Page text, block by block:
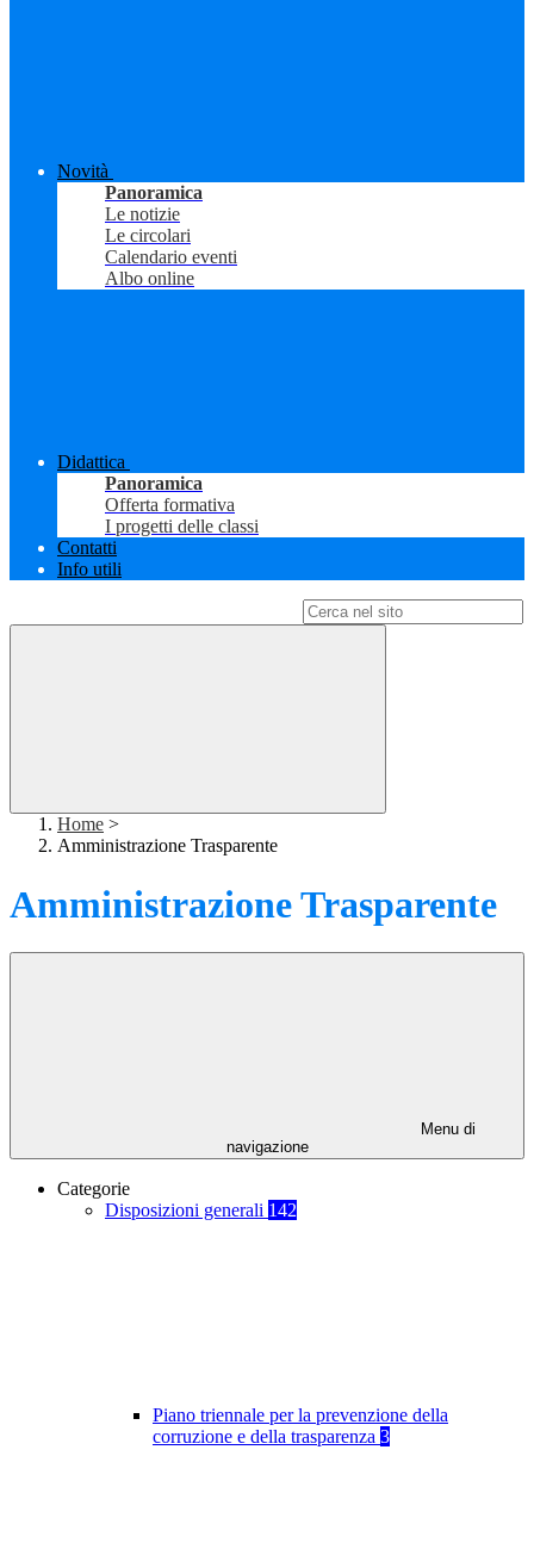
Novità
Panoramica
Le notizie
Le circolari
Calendario eventi
Albo online
Didattica
Panoramica
Offerta formativa
I progetti delle classi
Contatti
Info utili
Home >
Amministrazione Trasparente
Amministrazione Trasparente
Menu di
navigazione
Categorie
Disposizioni generali 142
Piano triennale per la prevenzione della
corruzione e della trasparenza 3